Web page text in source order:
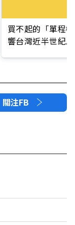
買不起的「單程
響台灣近半世紀
關注FB